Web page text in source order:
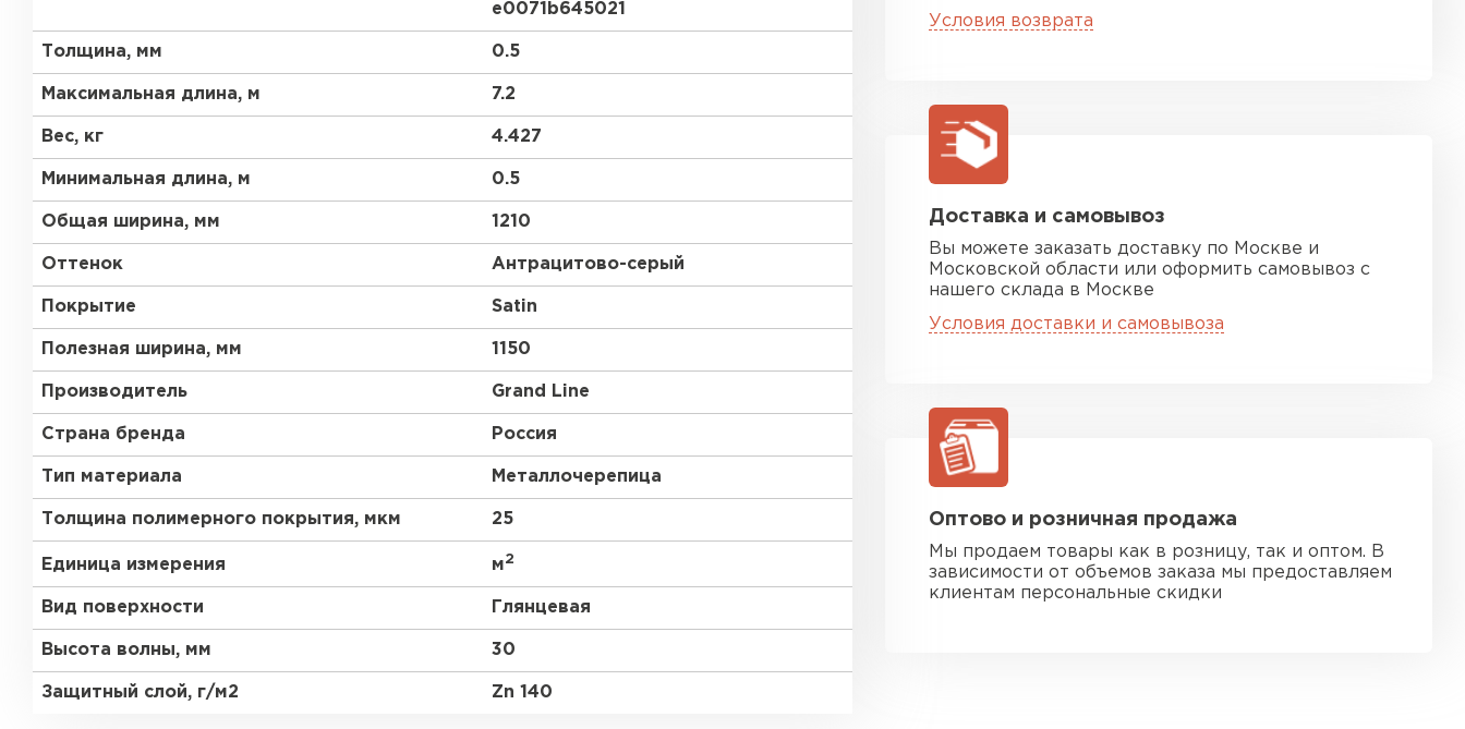
e0071b645021
Толщина, мм 0.5
Максимальная длина, м 7.2
Вес, кг 4.427
Минимальная длина, м 0.5
Общая ширина, мм 1210
Оттенок Антрацитово-серый
Покрытие Satin
Полезная ширина, мм 1150
Производитель Grand Line
Страна бренда Россия
Тип материала Металлочерепица
Толщина полимерного покрытия, мкм 25
Единица измерения м2
Вид поверхности Глянцевая
Высота волны, мм 30
Защитный слой, г/м2 Zn 140
Условия возврата
Доставка и самовывоз
Вы можете заказать доставку по Москве и
Московской области или оформить самовывоз с
нашего склада в Москве
Условия доставки и самовывоза
Оптово и розничная продажа
Мы продаем товары как в розницу, так и оптом. В
зависимости от объемов заказа мы предоставляем
клиентам персональные скидки